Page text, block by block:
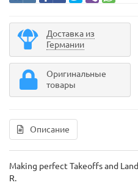
Доставка из
Германии
Оригинальные
товары
Описание
Making perfect Takeoffs and
R.